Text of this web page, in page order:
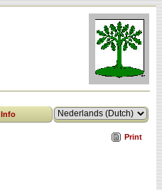
Info
Print